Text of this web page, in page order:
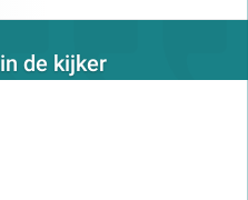
in de kijker